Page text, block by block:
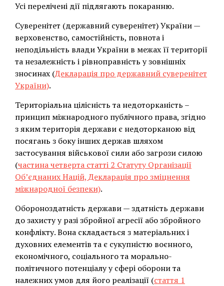
Усі перелічені дії підлягають покаранню.
Суверенітет (державний суверенітет) України —
верховенство, самостійність, повнота і
неподільність влади України в межах її території
та незалежність і рівноправність у зовнішніх
зносинах (Декларація про державний суверенітет
України).
Територіальна цілісність та недоторканість –
принцип міжнародного публічного права, згідно
з яким територія держави є недоторканою від
посягань з боку інших держав шляхом
застосування військової сили або загрози силою
(частина четверта статті 2 Статуту Організації
Об’єднаних Націй, Декларація про зміцнення
міжнародної безпеки).
Обороноздатність держави — здатність держави
до захисту у разі збройної агресії або збройного
конфлікту. Вона складається з матеріальних і
духовних елементів та є сукупністю воєнного,
економічного, соціального та морально-
політичного потенціалу у сфері оборони та
належних умов для його реалізації (стаття 1